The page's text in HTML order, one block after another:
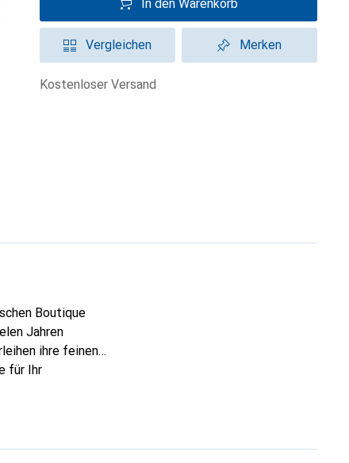
In den Warenkorb
Vergleichen Merken
kostenloser Versand
Boutique
Jahren
ihre feinen
für Ihr